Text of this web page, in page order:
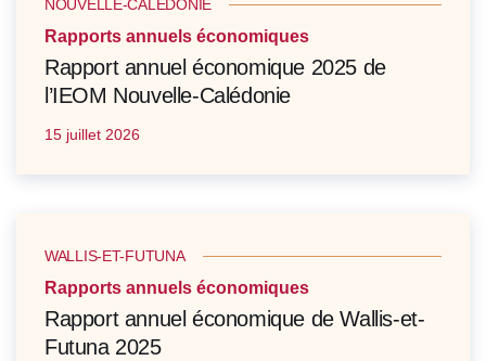
NOUVELLE-CALÉDONIE
Rapports annuels économiques
Rapport annuel économique 2025 de
l’IEOM Nouvelle-Calédonie
15 juillet 2026
WALLIS-ET-FUTUNA
Rapports annuels économiques
Rapport annuel économique de Wallis-et-
Futuna 2025